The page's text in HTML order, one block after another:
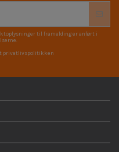
til framelding er anført i
privatlivspolitikken